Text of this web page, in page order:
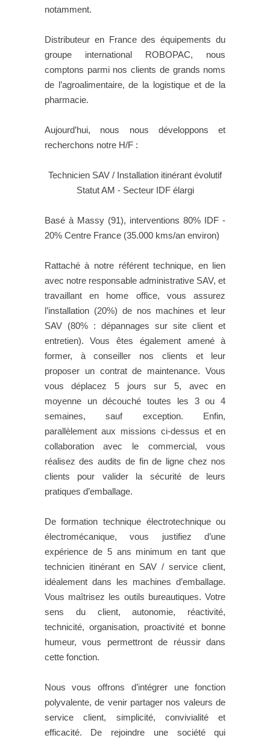
notamment.
Distributeur en France des équipements du
groupe international ROBOPAC, nous
comptons parmi nos clients de grands noms
de l’agroalimentaire, de la logistique et de la
pharmacie.
Aujourd’hui, nous nous développons et
recherchons notre H/F :
Technicien SAV / Installation itinérant évolutif
Statut AM - Secteur IDF élargi
Basé à Massy (91), interventions 80% IDF -
20% Centre France (35.000 kms/an environ)
Rattaché à notre référent technique, en lien
avec notre responsable administrative SAV, et
travaillant en home office, vous assurez
l’installation (20%) de nos machines et leur
SAV (80% : dépannages sur site client et
entretien). Vous êtes également amené à
former, à conseiller nos clients et leur
proposer un contrat de maintenance. Vous
vous déplacez 5 jours sur 5, avec en
moyenne un découché toutes les 3 ou 4
semaines, sauf exception. Enfin,
parallèlement aux missions ci-dessus et en
collaboration avec le commercial, vous
réalisez des audits de fin de ligne chez nos
clients pour valider la sécurité de leurs
pratiques d’emballage.
De formation technique électrotechnique ou
électromécanique, vous justifiez d’une
expérience de 5 ans minimum en tant que
technicien itinérant en SAV / service client,
idéalement dans les machines d’emballage.
Vous maîtrisez les outils bureautiques. Votre
sens du client, autonomie, réactivité,
technicité, organisation, proactivité et bonne
humeur, vous permettront de réussir dans
cette fonction.
Nous vous offrons d’intégrer une fonction
polyvalente, de venir partager nos valeurs de
service client, simplicité, convivialité et
efficacité. De rejoindre une société qui